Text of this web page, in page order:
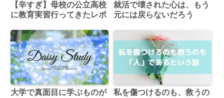
【辛すぎ】母校の公立高校
に教育実習行ってきたレポ
就活で壊された心は、もう
元には戻らないだろう
大学で真面目に学ぶものが
私を傷つけるのも、救うの